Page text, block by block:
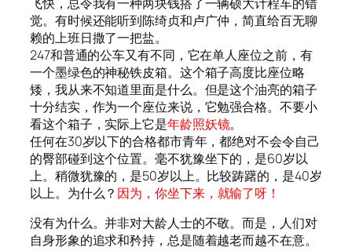
觉。有时候还能听到陈绮贞和卢广仲，简直给百无聊
赖的上班日撒了一把盐。
247和普通的公车又有不同，它在单人座位之前，有
一个墨绿色的神秘铁皮箱。这个箱子高度比座位略
矮，我从来不知道里面是什么。但是这个油亮的箱子
十分结实，作为一个座位来说，它勉强合格。不要小
看这个箱子，实际上它是年龄照妖镜。
任何在30岁以下的合格都市青年，都绝对不会令自己
的臀部碰到这个位置。毫不犹豫坐下的，是60岁以
上。稍微犹豫的，是50岁以上。比较踌躇的，是40岁
以上。为什么？ 因为，你坐下来，就输了呀！
没有为什么。并非对大龄人士的不敬。而是，人们对
自身形象的追求和矜持，总是随着越老而越不在意。